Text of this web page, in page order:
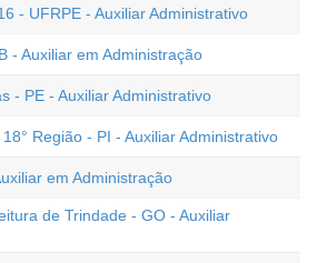
- UFRPE - Auxiliar Administrativo
- Auxiliar em Administração
- PE - Auxiliar Administrativo
Região - PI - Auxiliar Administrativo
em Administração
de Trindade - GO - Auxiliar